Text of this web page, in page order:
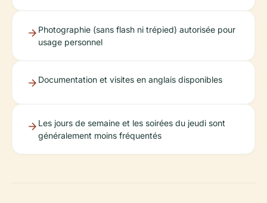
Photographie (sans flash ni trépied) autorisée pour
usage personnel
Documentation et visites en anglais disponibles
Les jours de semaine et les soirées du jeudi sont
généralement moins fréquentés